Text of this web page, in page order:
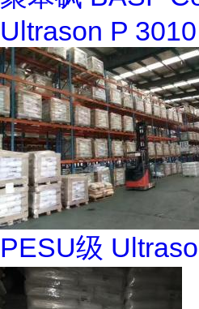
Ultrason P 3010
PESU级